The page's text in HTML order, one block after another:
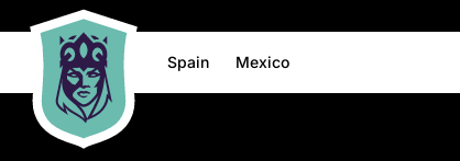
Spain Mexico